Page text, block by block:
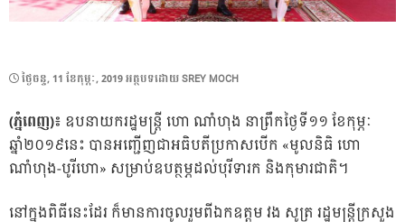
POSTED
ថ្ងៃ​ចន្ទ, 11 ខែ​កុម្ភៈ, 2019អត្ថបទដោយSREY MOCH
(ភ្នំពេញ)៖ ឧបនាយករដ្ឋមន្ត្រី ហោ ណាំហុង នាព្រឹកថ្ងៃទី១១ ខែកុម្ភៈ
ឆ្នាំ២០១៩នេះ បានអញ្ជើញជាអធិបតីប្រកាសបើក «មូលនិធិ ហោ
ណាំហុង-បូរីហោ» សម្រាប់ឧបត្ថម្ភដល់បុរីទារក និងកុមារជាតិ។
នៅក្នុងពិធីនេះដែរ ក៏មានការចូលរួមពីឯកឧត្តម វង សូត្រ រដ្ឋមន្ត្រីក្រសួង